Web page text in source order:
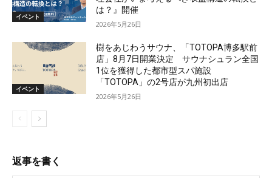
イベント
は？』開催
2026年5月26日
イベント
樹をあじわうサウナ、「TOTOPA博多駅前
店」8月7日開業決定 サウナシュラン全国
1位を獲得した都市型スパ施設
「TOTOPA」の2号店が九州初出店
2026年5月26日
返事を書く